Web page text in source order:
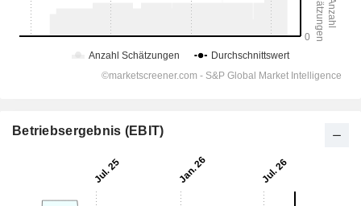
Betriebsergebnis (EBIT)